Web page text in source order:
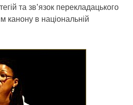
та зв’язок перекладацького
канону в національній